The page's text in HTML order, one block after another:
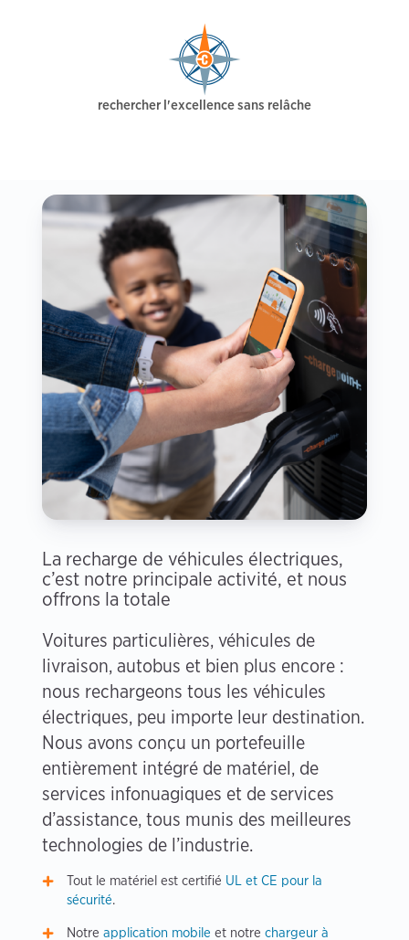
rechercher l'excellence sans relâche
La recharge de véhicules électriques,
c’est notre principale activité, et nous
offrons la totale
Voitures particulières, véhicules de
livraison, autobus et bien plus encore :
nous rechargeons tous les véhicules
électriques, peu importe leur destination.
Nous avons conçu un portefeuille
entièrement intégré de matériel, de
services infonuagiques et de services
d’assistance, tous munis des meilleures
technologies de l’industrie.
Tout le matériel est certifié UL et CE pour la
sécurité.
Notreapplication mobile et notrechargeur à